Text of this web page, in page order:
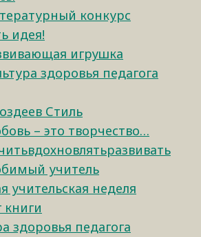
конкурс
идея!
игрушка
здоровья педагога
Стиль
– это творчество…
учитель
учительская неделя
книги
здоровья педагога